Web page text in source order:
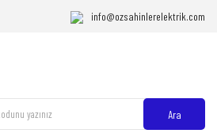
info@ozsahinlerelektrik.com
Ara